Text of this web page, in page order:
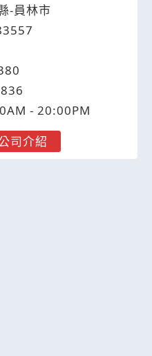
-員林市
836
- 20:00PM
司介紹